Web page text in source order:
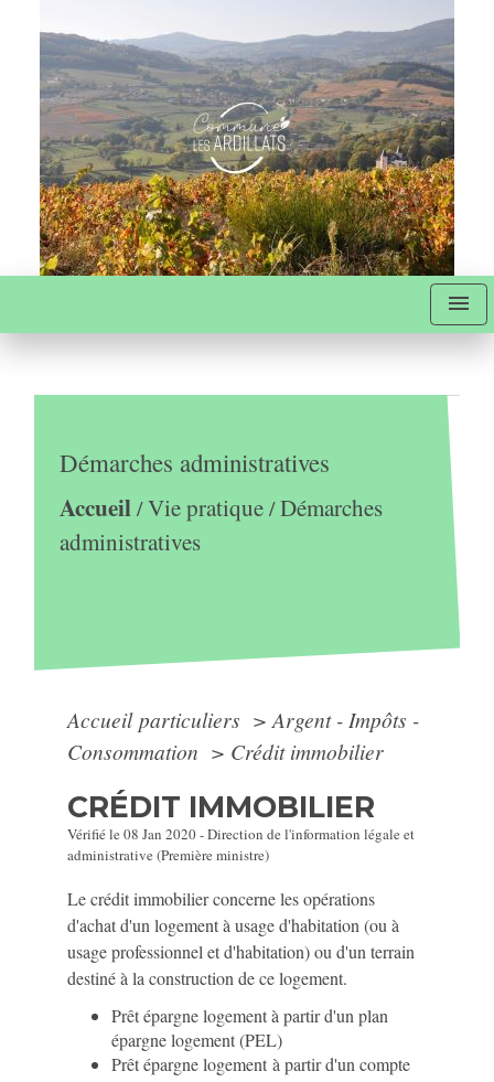
menu
Démarches administratives
Accueil/Vie pratique/Démarches
administratives
Accueil particuliers > Argent - Impôts -
Consommation > Crédit immobilier
CRÉDIT IMMOBILIER
Vérifié le 08 Jan 2020 - Direction de l'information légale et
administrative (Première ministre)
Le crédit immobilier concerne les opérations
d'achat d'un logement à usage d'habitation (ou à
usage professionnel et d'habitation) ou d'un terrain
destiné à la construction de ce logement.
Prêt épargne logement à partir d'un plan
épargne logement (PEL)
Prêt épargne logement à partir d'un compte